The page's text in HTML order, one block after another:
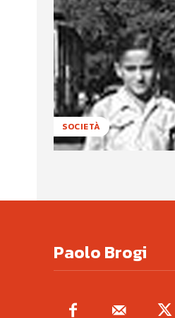
SOCIETÀ
Paolo Brogi